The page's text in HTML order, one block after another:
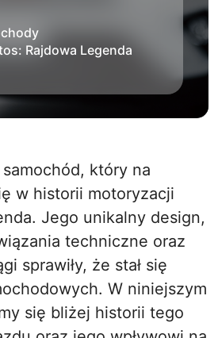
Rajdowa Legenda
w historii motoryzacji
Jego unikalny design,
techniczne oraz
sprawiły, że stał się
W niniejszym
się bliżej historii tego